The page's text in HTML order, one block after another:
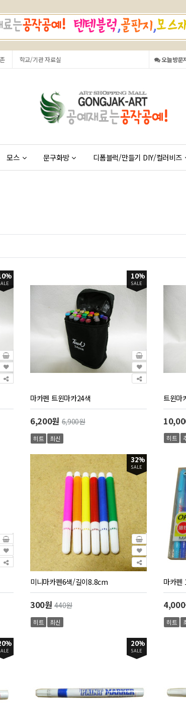
학교/기관 자료실 오늘방
모스 문구화방 디폼블럭/만들기 DIY/컬러비즈
10%
SALE
마카펜 트윈마카24색
6,200원6,900원
히트 최신
트윈마
히트
32%
SALE
미니마카펜6색/길이8.8cm
300원440원
히트 최신
마카펜
히트
20%
SALE